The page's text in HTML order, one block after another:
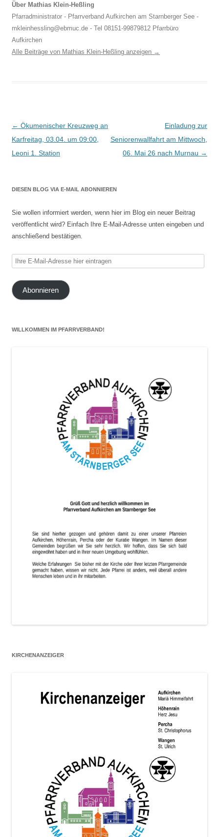
Über Mathias Klein-Heßling
Pfarradministrator - Pfarrverband Aufkirchen am Starnberger See -
mkleinhessling@ebmuc.de - Tel 08151-99879812 Pfarrbüro
Aufkirchen
Alle Beiträge von Mathias Klein-Heßling anzeigen →
Beitragsnavigation
← Ökumenischer Kreuzweg an
Karfreitag, 03.04. um 09:00,
Leoni 1. Station
Einladung zur
Seniorenwallfahrt am Mittwoch,
06. Mai 26 nach Murnau →
DIESEN BLOG VIA E-MAIL ABONNIEREN
Sie wollen informiert werden, wenn hier im Blog ein neuer Beitrag
veröffentlicht wird? Einfach Ihre E-Mail-Adresse unten eingeben und
anschließend bestätigen.
Ihre
Mail-
Adresse
Abonnieren
WILLKOMMEN IM PFARRVERBAND!
KIRCHENANZEIGER